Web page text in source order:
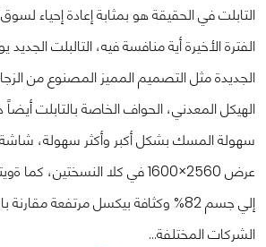
التابلت في الحقيقة هو بمثابة إعادة إحياء
الفترة الأخيرة أية منافسة فيه، التالبلت
الهيكل المعدني، الحواف الخاصة بالتابلت
عرض 2560×1600 في كلا
إلي جسم 82% وكثافة بيكسل مرتفعة
الشركات المختلفة…